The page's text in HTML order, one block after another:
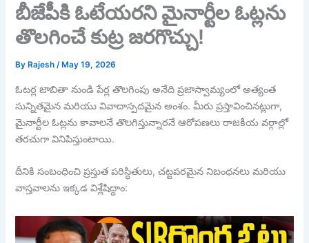
బీజేపీకి ఓటేయరని మైనార్టీల ఓట్లను
తొలగించే కుట్ర జరగొచ్చు!
By Rajesh/ May 19, 2026
ఓటర్ల జాబితా నుండి పేర్ల తొలగింపు అనేది ప్రజాస్వామ్యంలో అత్యంత
సున్నితమైన మరియు వివాదాస్పదమైన అంశం. మీరు ప్రస్తావించినట్లుగా,
మైనార్టీల ఓట్లను కావాలనే తొలగిస్తున్నారనే ఆరోపణలు రాజకీయ వర్గాల్లో
తరచుగా వినిపిస్తుంటాయి.
దీనికి సంబంధించి ప్రస్తుత పరిస్థితులు, చట్టపరమైన నిబంధనలు మరియు
వాస్తవాలను ఇక్కడ విశ్లేషిద్దాం: